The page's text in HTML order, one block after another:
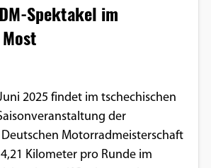
Spektakel im
2025 findet im tschechischen
der
Motorradmeisterschaft
Kilometer pro Runde im